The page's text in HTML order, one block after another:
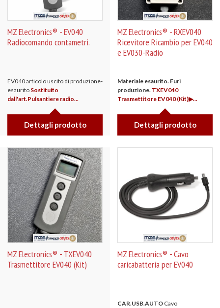
MZ Electronics® - EV040
Radiocomando contametri.
EV040 articolo uscito di produzione-
esaurito Sostituito
dall'art.Pulsantiere radio...
Dettagli prodotto
MZ Electronics® - RXEV040
Ricevitore Ricambio per EV040
e EV030-Radio
Materiale esaurito. Furi
produzione. TXEV040
Trasmettitore EV040 (Kit)▶...
Dettagli prodotto
MZ Electronics® - TXEV040
Trasmettitore EV040 (Kit)
MZ Electronics® - Cavo
caricabatteria per EV040
CAR.USB.AUTO Cavo